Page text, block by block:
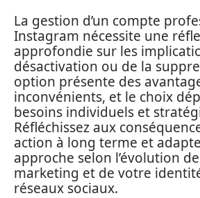
La gestion d’un compte
Instagram nécessite une
approfondie sur les
désactivation ou de la
option présente des
inconvénients, et le choix
besoins individuels et
Réfléchissez aux
action à long terme et
approche selon l’évolution
marketing et de votre
réseaux sociaux.